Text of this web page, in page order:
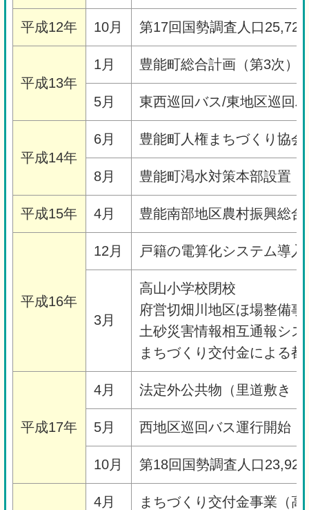
平成12年 10月 第17回国勢調査人口
平成13年
1月 豊能町総合計画（第3次）
5月 東西巡回バス/東地区巡回
平成14年
6月 豊能町人権まちづくり協会
8月 豊能町渇水対策本部設置
平成15年 4月 豊能南部地区農村振興総
平成16年
12月 戸籍の電算化システム導入
3月
高山小学校閉校
府営切畑川地区ほ場整備事
土砂災害情報相互通報シ
まちづくり交付金による
平成17年
4月 法定外公共物（里道敷き
5月 西地区巡回バス運行開始
10月 第18回国勢調査人口
4月 まちづくり交付金事業（